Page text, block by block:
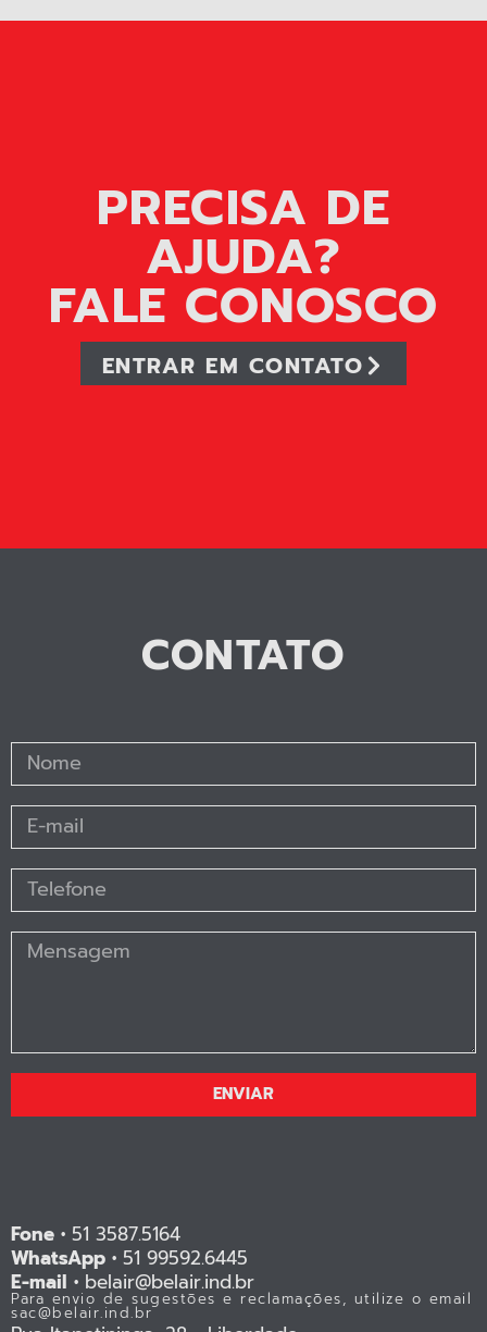
PRECISA DE
AJUDA?
FALE CONOSCO
ENTRAR EM CONTATO
CONTATO
ENVIAR
Fone • 51 3587.5164
WhatsApp • 51 99592.6445
E-mail • belair@belair.ind.br
Para envio de sugestões e reclamações, utilize o email
sac@belair.ind.br